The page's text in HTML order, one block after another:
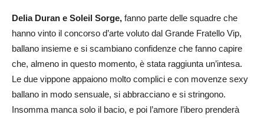
Delia Duran e Soleil Sorge, fanno parte delle squadre che
hanno vinto il concorso d’arte voluto dal Grande Fratello Vip,
ballano insieme e si scambiano confidenze che fanno capire
che, almeno in questo momento, è stata raggiunta un’intesa.
Le due vippone appaiono molto complici e con movenze sexy
ballano in modo sensuale, si abbracciano e si stringono.
Insomma manca solo il bacio, e poi l’amore l’ibero prenderà